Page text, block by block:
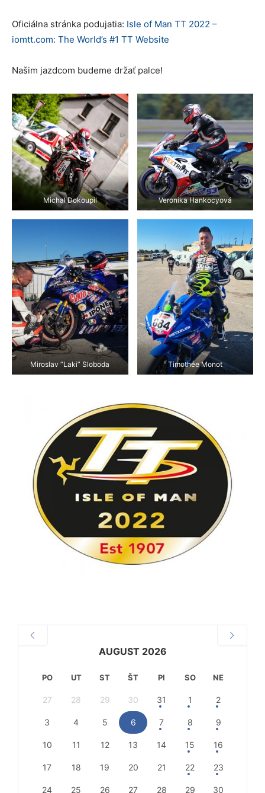
Oficiálna stránka podujatia: Isle of Man TT 2022 –
iomtt.com: The World’s #1 TT Website
Našim jazdcom budeme držať palce!
Michal Dokoupil Veronika Hankocyová
Miroslav “Laki” Sloboda Timothée Monot
AUGUST 2026
PO UT ST ŠT PI SO NE
27 28 29 30 31 1 2
3 4 5 6 7 8 9
10 11 12 13 14 15 16
17 18 19 20 21 22 23
24 25 26 27 28 29 30